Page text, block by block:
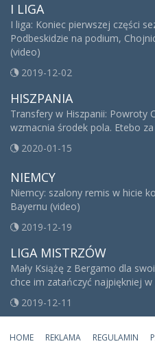
I LIGA
I liga: Koniec pierwszej części
Podbeskidzie na podium,
(video)
2019-12-02
HISZPANIA
Transfery w Hiszpanii: Powroty
wzmacnia środek pola. Etebo
2020-01-15
NIEMCY
Niemcy: szalony remis w hicie
Bayernu (video)
2019-12-19
LIGA MISTRZÓW
Mały Książę z Bergamo dla
chce im zatańczyć najpiękniej w
2019-12-11
HOME REKLAMA REGULAMIN